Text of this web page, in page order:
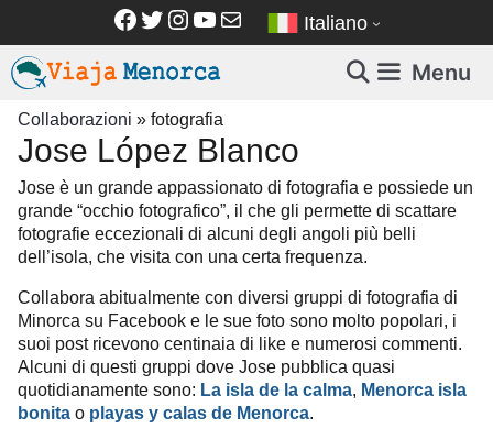
contenuto
Facebook
Twitter
Instagram
YouTube
Email Italiano
Menu
Collaborazioni » fotografia
Jose López Blanco
Jose è un grande appassionato di fotografia e possiede un
grande “occhio fotografico”, il che gli permette di scattare
fotografie eccezionali di alcuni degli angoli più belli
dell’isola, che visita con una certa frequenza.
Collabora abitualmente con diversi gruppi di fotografia di
Minorca su Facebook e le sue foto sono molto popolari, i
suoi post ricevono centinaia di like e numerosi commenti.
Alcuni di questi gruppi dove Jose pubblica quasi
quotidianamente sono: La isla de la calma, Menorca isla
bonita o playas y calas de Menorca.